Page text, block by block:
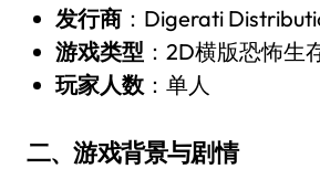
发行商：Digerati
游戏类型 ：2D横版恐怖生
玩家人数：单人
二、游戏背景与剧情